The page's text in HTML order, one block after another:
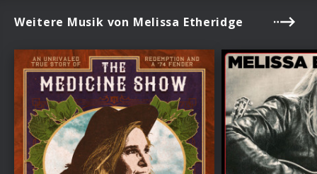
Weitere Musik von Melissa Etheridge